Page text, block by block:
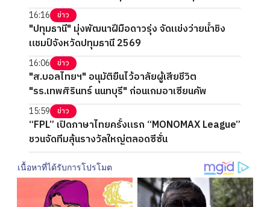
16:16 ข่าว
"ปทุมธานี" มุ่งพัฒนาฝีมือดาวรุ่ง จัดแข่งว่ายน้ำชิง
แชมป์จังหวัดปทุมธานี 2569
16:06 ข่าว
"ส.บอลไทยฯ" อนุมัติยืนไว้อาลัยผู้เสียชีวิต
"รร.เทพศิรินทร์ นนทบุรี" ก่อนเกมอาเซียนคัพ
15:59 ข่าว
“FPL” เปิดภาษาไทยครั้งแรก “MONOMAX League”
ชวนจัดทีมลุ้นรางวัลใหญ่ตลอดซีซั่น